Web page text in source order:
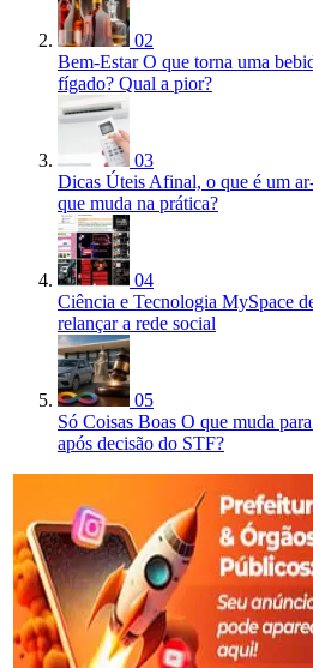
02
Bem-Estar O que torna uma
fígado? Qual a pior?
03
Dicas Úteis Afinal, o que é um
que muda na prática?
04
Ciência e Tecnologia MySpace
relançar a rede social
05
Só Coisas Boas O que muda
após decisão do STF?